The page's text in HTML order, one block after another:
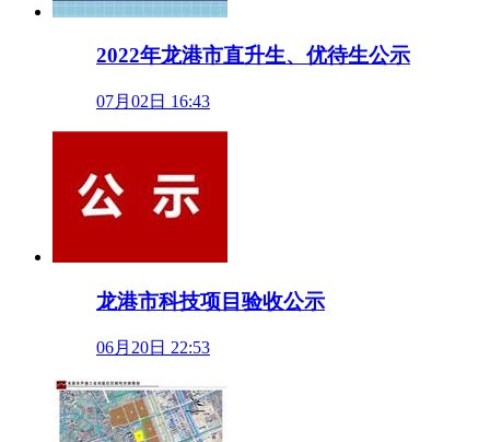
2022年龙港市直升生、优待生公示
07月02日 16:43
龙港市科技项目验收公示
06月20日 22:53